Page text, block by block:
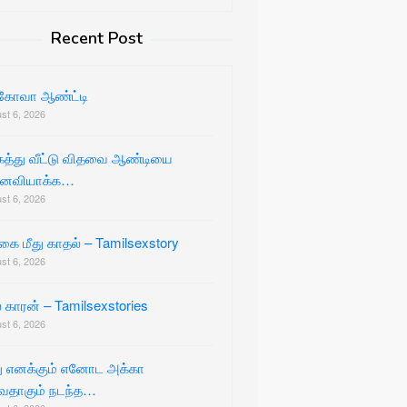
Recent Post
ஆண்ட்டி
6, 2026
வீட்டு விதவை ஆண்டியை
6, 2026
மீது காதல் – Tamilsexstory
6, 2026
காரன் – Tamilsexstories
6, 2026
எனக்கும் எனோட அக்கா
நடந்த…